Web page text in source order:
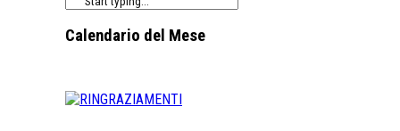
Calendario del Mese